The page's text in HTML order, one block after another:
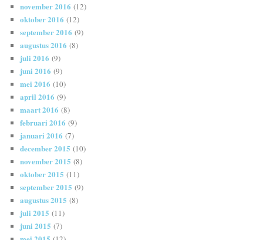
november 2016 (12)
oktober 2016 (12)
september 2016 (9)
augustus 2016 (8)
juli 2016 (9)
juni 2016 (9)
mei 2016 (10)
april 2016 (9)
maart 2016 (8)
februari 2016 (9)
januari 2016 (7)
december 2015 (10)
november 2015 (8)
oktober 2015 (11)
september 2015 (9)
augustus 2015 (8)
juli 2015 (11)
juni 2015 (7)